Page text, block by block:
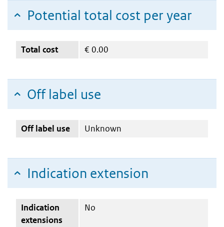
Potential total cost per year
Total cost € 0.00
Off label use
Off label use Unknown
Indication extension
Indication
extensions
No